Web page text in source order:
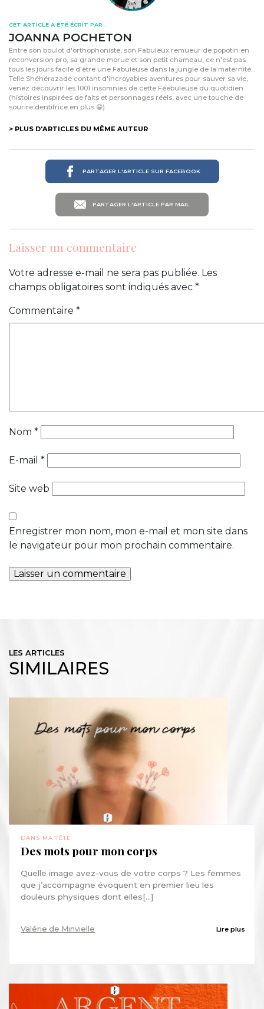
CET ARTICLE A ÉTÉ ÉCRIT PAR :
JOANNA POCHETON
Entre son boulot d'orthophoniste, son Fabuleux remueur de popotin en
reconversion pro, sa grande morue et son petit chameau, ce n'est pas
tous les jours facile d'être une Fabuleuse dans la jungle de la maternité...
Telle Shéhérazade contant d'incroyables aventures pour sauver sa vie,
venez découvrir les 1001 insomnies de cette Féebuleuse du quotidien
(histoires inspirées de faits et personnages réels, avec une touche de
sourire dentifrice en plus 😁).
> PLUS D'ARTICLES DU MÊME AUTEUR
PARTAGER L'ARTICLE SUR FACEBOOK
PARTAGER L'ARTICLE PAR MAIL
Laisser un commentaire
Votre adresse e-mail ne sera pas publiée. Les
champs obligatoires sont indiqués avec *
Commentaire *
Nom *
E-mail *
Site web
Enregistrer mon nom, mon e-mail et mon site dans
le navigateur pour mon prochain commentaire.
LES ARTICLES
SIMILAIRES
DANS MA TÊTE
Des mots pour mon corps
Quelle image avez-vous de votre corps ? Les femmes
que j’accompagne évoquent en premier lieu les
douleurs physiques dont elles[...]
Valérie de Minvielle Lire plus